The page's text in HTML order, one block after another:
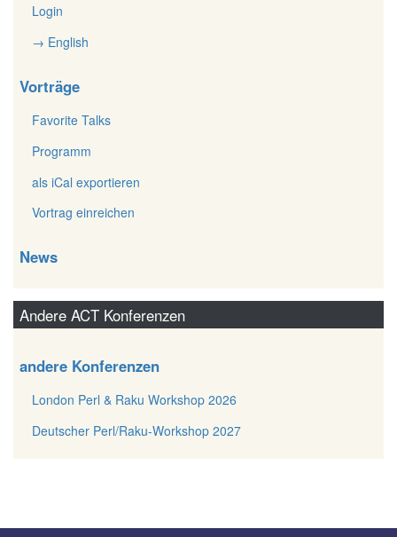
Login
→ English
Vorträge
Favorite Talks
Programm
als iCal exportieren
Vortrag einreichen
News
Andere ACT Konferenzen
andere Konferenzen
London Perl & Raku Workshop 2026
Deutscher Perl/Raku-Workshop 2027